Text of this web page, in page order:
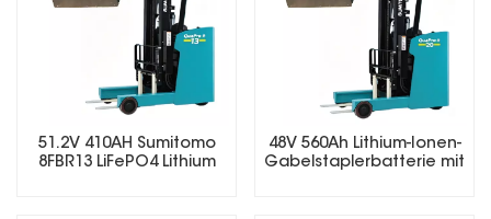
51.2V 410AH Sumitomo
8FBR13 LiFePO4 Lithium
48V 560Ah Lithium-Ionen-
Gabelstaplerbatterie mit